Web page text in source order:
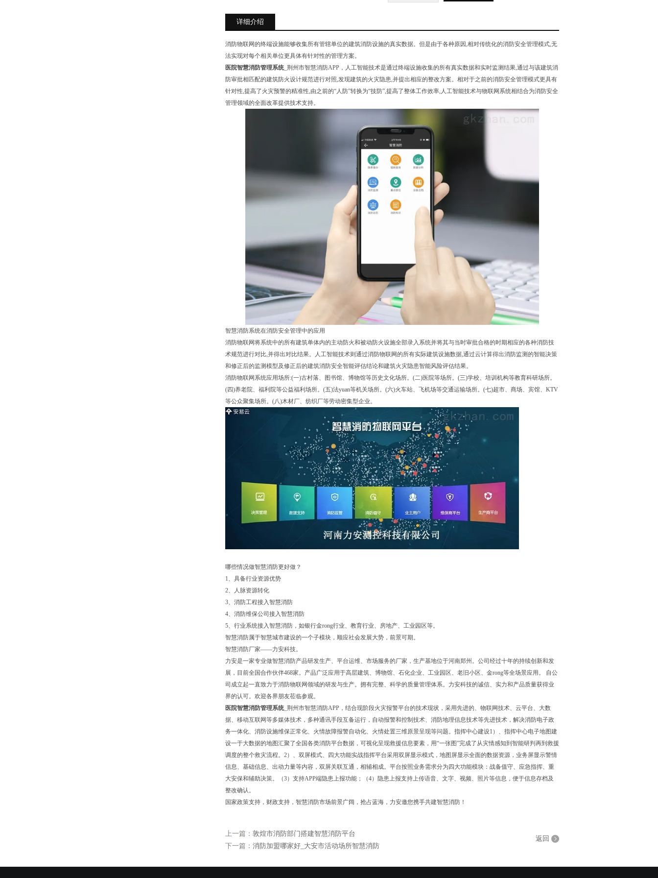
详细介绍
消防物联网的终端设施能够收集所有管辖单位的建筑消防设施的真实数据。但是由于各种原因,相对传统化的消防安全管理模式,无
法实现对每个相关单位更具体有针对性的管理方案。
医院智慧消防管理系统_荆州市智慧消防APP，人工智能技术是通过终端设施收集的所有真实数据和实时监测结果,通过与该建筑消
防审批相匹配的建筑防火设计规范进行对照,发现建筑的火灾隐患,并提出相应的整改方案。相对于之前的消防安全管理模式更具有
针对性,提高了火灾预警的精准性,由之前的“人防”转换为“技防”,提高了整体工作效率,人工智能技术与物联网系统相结合为消防安全
管理领域的全面改革提供技术支持。
智慧消防系统在消防安全管理中的应用
消防物联网将系统中的所有建筑单体内的主动防火和被动防火设施全部录入系统并将其与当时审批合格的时期相应的各种消防技
术规范进行对比,并得出对比结果。人工智能技术则通过消防物联网的所有实际建筑设施数据,通过云计算得出消防监测的智能决策
和修正后的监测模型及修正后的建筑消防安全智能评估结论和建筑火灾隐患智能风险评估结果。
消防物联网系统应用场所:(一)古村落、图书馆、博物馆等历史文化场所。(二)医院等场所。(三)学校、培训机构等教育科研场所。
(四)养老院、福利院等公益福利场所。(五)法yuan等机关场所。(六)火车站、飞机场等交通运输场所。(七)超市、商场、宾馆、KTV
等公众聚集场所。(八)木材厂、纺织厂等劳动密集型企业。
哪些情况做智慧消防更好做？
1、具备行业资源优势
2、人脉资源转化
3、消防工程接入智慧消防
4、消防维保公司接入智慧消防
5、行业系统接入智慧消防，如银行金rong行业、教育行业、房地产、工业园区等。
智慧消防属于智慧城市建设的一个子模块，顺应社会发展大势，前景可期。
智慧消防厂家——力安科技。
力安是一家专业做智慧消防产品研发生产、平台运维、市场服务的厂家，生产基地位于河南郑州。公司经过十年的持续创新和发
展，目前全国合作伙伴468家。产品广泛应用于高层建筑、博物馆、石化企业、工业园区、老旧小区、金rong等全场景应用。 自公
司成立起一直致力于消防物联网领域的研发与生产。拥有完整、科学的质量管理体系。力安科技的诚信、实力和产品质量获得业
界的认可。欢迎各界朋友莅临参观。
医院智慧消防管理系统_荆州市智慧消防APP，结合现阶段火灾报警平台的技术现状，采用先进的、物联网技术、云平台、大数
据、移动互联网等多媒体技术，多种通讯手段互备运行，自动报警和控制技术、消防地理信息技术等先进技术，解决消防电子政
务一体化、消防设施维保正常化、火情故障报警自动化、火情处置三维原景呈现等问题。指挥中心建设1）、指挥中心电子地图建
设一于大数据的地图汇聚了全国各类消防平台数据，可视化呈现救援信息要素，用“一张图”完成了从灾情感知到智能研判再到救援
调度的整个救灾流程。2）、双屏模式、四大功能实战指挥平台采用双屏显示模式，地图屏显示全面的数据资源，业务屏显示警情
信息、基础信息、出动力量等内容，双屏关联互通，相辅相成。平台按照业务需求分为四大功能模块：战备值守、应急指挥、重
大安保和辅助决策。（3）支持APP端隐患上报功能；（4）隐患上报支持上传语音、文字、视频、照片等信息，便于信息存档及
整改确认。
国家政策支持，财政支持，智慧消防市场前景广阔，抢占蓝海，力安邀您携手共建智慧消防！
上一篇： 敦煌市消防部门搭建智慧消防平台
下一篇： 消防加盟哪家好_大安市活动场所智慧消防
返回